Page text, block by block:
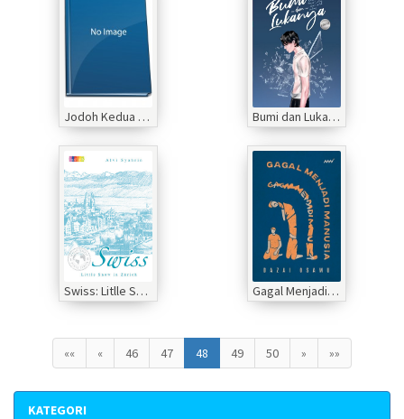
Jodoh Kedua Datang Karena Dendam Sesosok Makhluk Bumi dan Lukanya
Swiss: Litlle Snow In Zurich Gagal Menjadi Manusia
«« « 46 47 48 49 50 » »»
KATEGORI